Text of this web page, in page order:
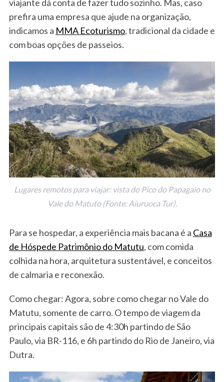
viajante dá conta de fazer tudo sozinho. Mas, caso
prefira uma empresa que ajude na organização,
indicamos a MMA Ecoturismo, tradicional da cidade e
com boas opções de passeios.
Lugares remotos para viajar: vista do Pico do Papagaio no
Vale do Matuto (Fonte: Aiuruoca Tur).
Para se hospedar, a experiência mais bacana é a Casa
de Hóspede Patrimônio do Matutu, com comida
colhida na hora, arquitetura sustentável, e conceitos
de calmaria e reconexão.
Como chegar: Agora, sobre como chegar no Vale do
Matutu, somente de carro. O tempo de viagem da
principais capitais são de 4:30h partindo de São
Paulo, via BR-116, e 6h partindo do Rio de Janeiro, via
Dutra.